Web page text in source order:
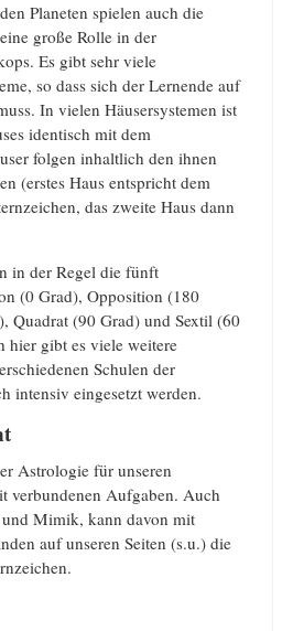
Planeten spielen auch die
große Rolle in der
Es gibt sehr viele
so dass sich der Lernende auf
In vielen Häusersystemen ist
identisch mit dem
folgen inhaltlich den ihnen
(erstes Haus entspricht dem
das zweite Haus dann
in der Regel die fünft
(0 Grad), Opposition (180
Quadrat (90 Grad) und Sextil (60
hier gibt es viele weitere
Schulen der
intensiv eingesetzt werden.
Astrologie für unseren
verbundenen Aufgaben. Auch
Mimik, kann davon mit
auf unseren Seiten (s.u.) die